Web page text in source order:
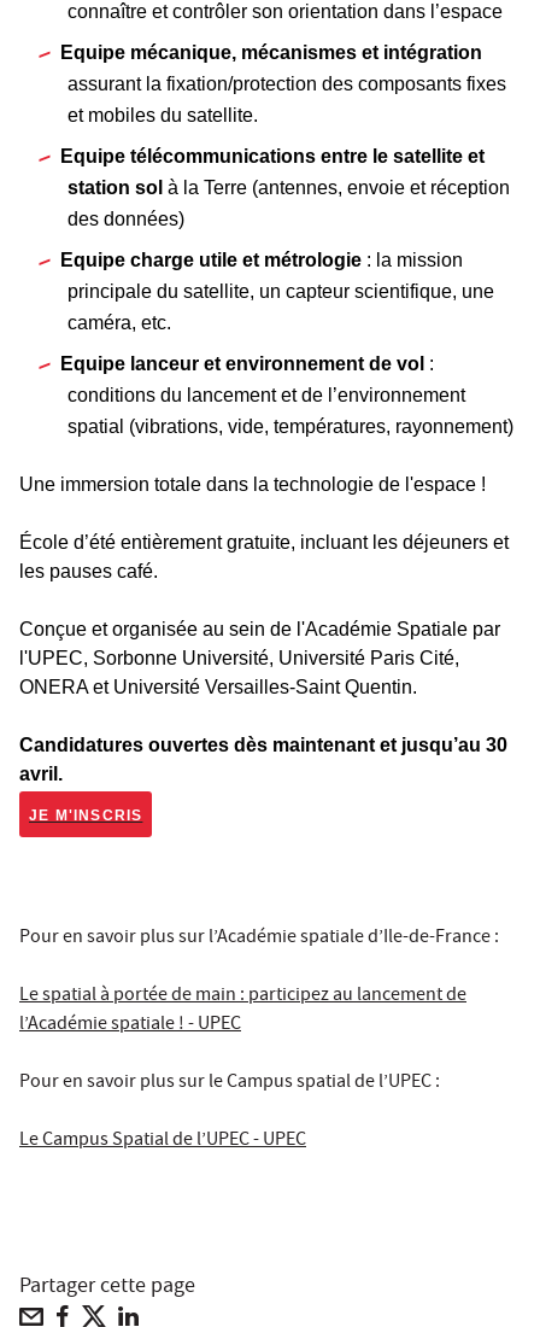
connaître et contrôler son orientation dans l’espace
Equipe mécanique, mécanismes et intégration
assurant la fixation/protection des composants fixes
et mobiles du satellite.
Equipe télécommunications entre le satellite et
station sol à la Terre (antennes, envoie et réception
des données)
Equipe charge utile et métrologie : la mission
principale du satellite, un capteur scientifique, une
caméra, etc.
Equipe lanceur et environnement de vol :
conditions du lancement et de l’environnement
spatial (vibrations, vide, températures, rayonnement)
Une immersion totale dans la technologie de l'espace !
École d’été entièrement gratuite, incluant les déjeuners et
les pauses café.
Conçue et organisée au sein de l'Académie Spatiale par
l'UPEC, Sorbonne Université, Université Paris Cité,
ONERA et Université Versailles-Saint Quentin.
Candidatures ouvertes dès maintenant et jusqu’au 30
avril.
JE M'INSCRIS
Pour en savoir plus sur l’Académie spatiale d’Ile-de-France :
Le spatial à portée de main : participez au lancement de
l’Académie spatiale ! - UPEC
Pour en savoir plus sur le Campus spatial de l’UPEC :
Le Campus Spatial de l’UPEC - UPEC
Partager cette page